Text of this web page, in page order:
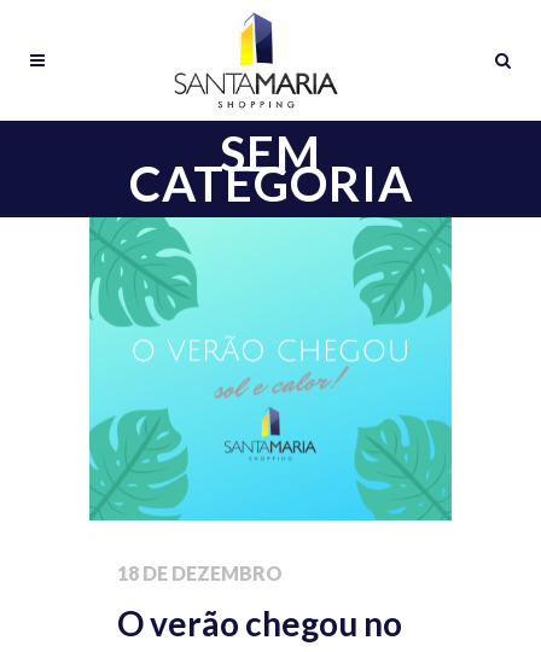
SEM
CATEGORIA
18 DE DEZEMBRO
O verão chegou no